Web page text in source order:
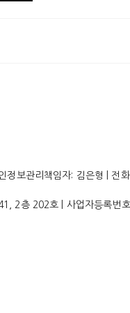
정보관리책임자: 김은형 |
2층 202호 | 사업자등록번